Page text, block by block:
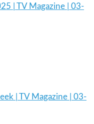
| TV Magazine | 03-
| TV Magazine | 03-